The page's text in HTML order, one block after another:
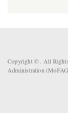
Copyright © . All
Administration